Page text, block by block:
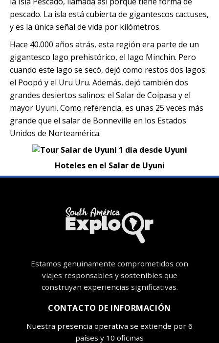
pescado. La isla está cubierta de gigantescos cactuses,
y es la única señal de vida por kilómetros.
Hace 40.000 años atrás, esta región era parte de un
gigantesco lago prehistórico, el lago Minchin. Pero
cuando este lago se secó, dejó como restos dos lagos:
el Poopó y el Uru Uru. Además, dejó también dos
grandes desiertos salinos: el Salar de Coipasa y el
mayor Uyuni. Como referencia, es unas 25 veces más
grande que el salar de Bonneville en los Estados
Unidos de Norteamérica.
Hoteles en el Salar de Uyuni
Estamos genuinamente comprometidos con
viajes responsables y sostenibles que
construyan experiencias significativas.
CONTACTO DE INFORMACIÓN
Nuestra presencia operativa se extiende por 6
países y 10 oficinas